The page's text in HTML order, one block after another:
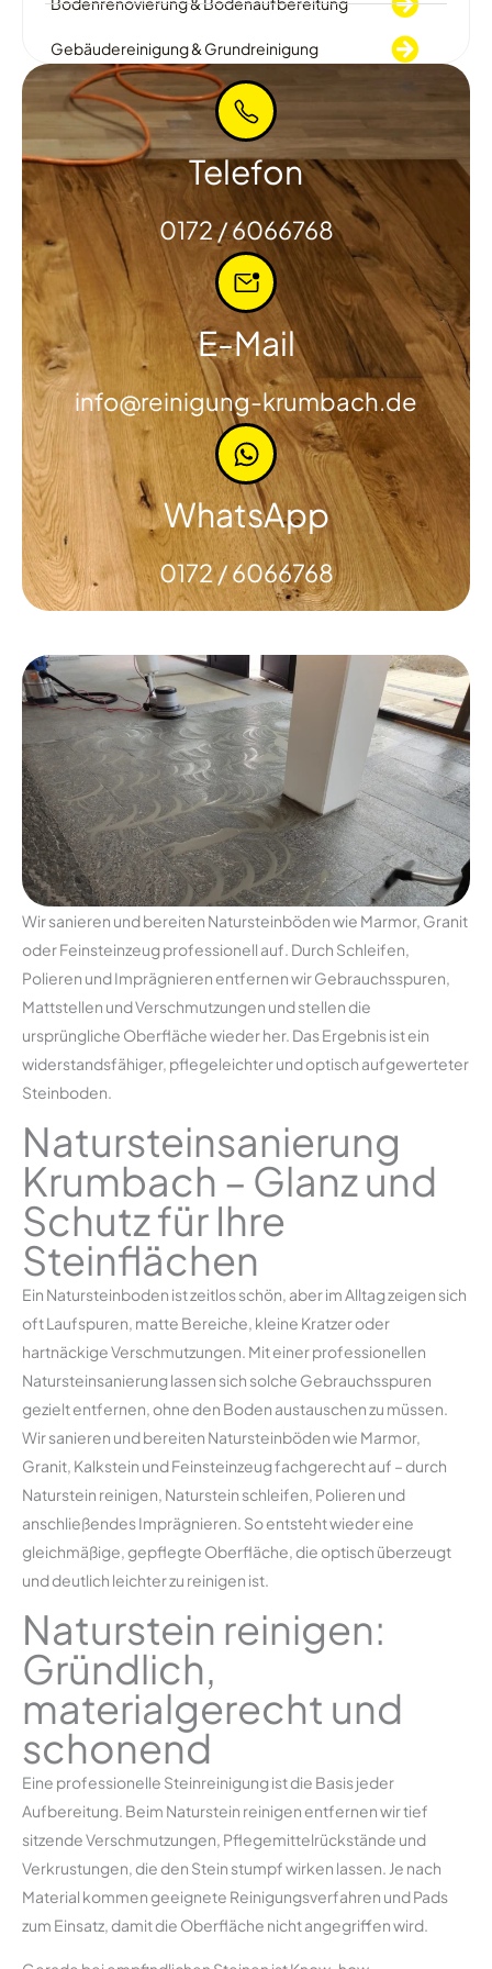
Gebäudereinigung & Grundreinigung
Telefon
0172 / 6066768
E-Mail
info@reinigung-krumbach.de
WhatsApp
0172 / 6066768
Wir sanieren und bereiten Natursteinböden wie Marmor, Granit
oder Feinsteinzeug professionell auf. Durch Schleifen,
Polieren und Imprägnieren entfernen wir Gebrauchsspuren,
Mattstellen und Verschmutzungen und stellen die
ursprüngliche Oberfläche wieder her. Das Ergebnis ist ein
widerstandsfähiger, pflegeleichter und optisch aufgewerteter
Steinboden.
Natursteinsanierung
Krumbach – Glanz und
Schutz für Ihre
Steinflächen
Ein Natursteinboden ist zeitlos schön, aber im Alltag zeigen sich
oft Laufspuren, matte Bereiche, kleine Kratzer oder
hartnäckige Verschmutzungen. Mit einer professionellen
Natursteinsanierung lassen sich solche Gebrauchsspuren
gezielt entfernen, ohne den Boden austauschen zu müssen.
Wir sanieren und bereiten Natursteinböden wie Marmor,
Granit, Kalkstein und Feinsteinzeug fachgerecht auf – durch
Naturstein reinigen, Naturstein schleifen, Polieren und
anschließendes Imprägnieren. So entsteht wieder eine
gleichmäßige, gepflegte Oberfläche, die optisch überzeugt
und deutlich leichter zu reinigen ist.
Naturstein reinigen:
Gründlich,
materialgerecht und
schonend
Eine professionelle Steinreinigung ist die Basis jeder
Aufbereitung. Beim Naturstein reinigen entfernen wir tief
sitzende Verschmutzungen, Pflegemittelrückstände und
Verkrustungen, die den Stein stumpf wirken lassen. Je nach
Material kommen geeignete Reinigungsverfahren und Pads
zum Einsatz, damit die Oberfläche nicht angegriffen wird.